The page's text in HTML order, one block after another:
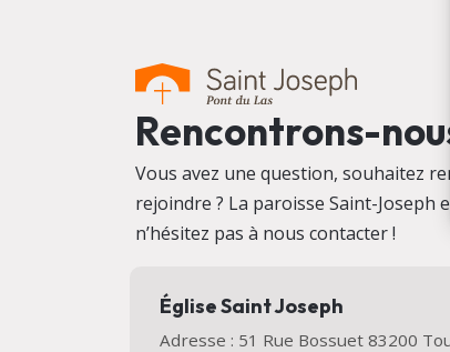
Rencontrons-
Vous avez une question, souhaitez
rejoindre ? La paroisse Saint-Joseph
n’hésitez pas à nous contacter !
Église Saint Joseph
Adresse : 51 Rue Bossuet 83200